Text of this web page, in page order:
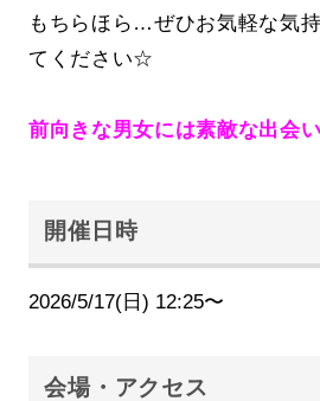
もちらほら…ぜひお気軽な気
てください☆
前向きな男女には素敵な出会
開催日時
2026/5/17(日) 12:25〜
会場・アクセス